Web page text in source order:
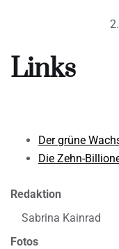
Links
Der grüne
Die Zehn-
Redaktion
Sabrina Kainrad
Fotos